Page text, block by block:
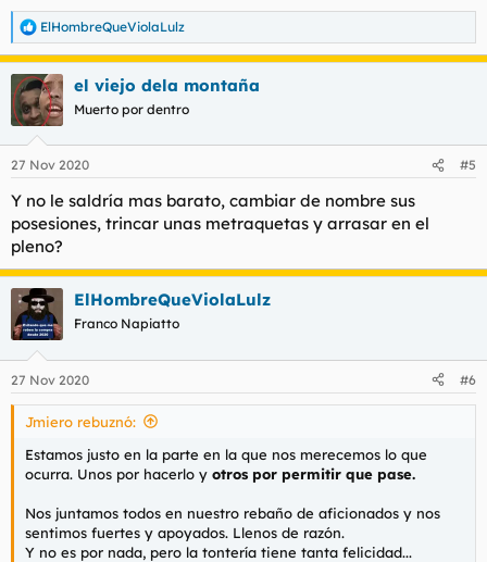
R
e
a
c
c
i
e
ElHombreQueViolaLulz
el viejo dela montaña
Muerto por dentro
27 Nov 2020 #5
Y no le saldría mas barato, cambiar de nombre sus
posesiones, trincar unas metraquetas y arrasar en el
pleno?
ElHombreQueViolaLulz
Franco Napiatto
27 Nov 2020 #6
Jmiero rebuznó:
Estamos justo en la parte en la que nos merecemos lo que
ocurra. Unos por hacerlo y otros por permitir que pase.
Nos juntamos todos en nuestro rebaño de aficionados y nos
sentimos fuertes y apoyados. Llenos de razón.
Y no es por nada, pero la tontería tiene tanta felicidad...